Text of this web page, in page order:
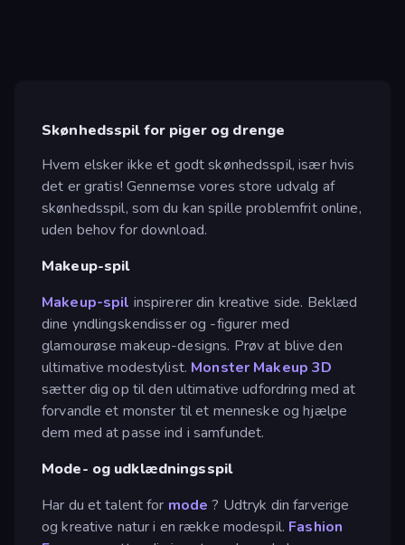
Skønhedsspil for piger og drenge
Hvem elsker ikke et godt skønhedsspil, især hvis
det er gratis! Gennemse vores store udvalg af
skønhedsspil, som du kan spille problemfrit online,
uden behov for download.
Makeup-spil
Makeup-spil inspirerer din kreative side. Beklæd
dine yndlingskendisser og -figurer med
glamourøse makeup-designs. Prøv at blive den
ultimative modestylist. Monster Makeup 3D
sætter dig op til den ultimative udfordring med at
forvandle et monster til et menneske og hjælpe
dem med at passe ind i samfundet.
Mode- og udklædningsspil
Har du et talent for mode ? Udtryk din farverige
og kreative natur i en række modespil. Fashion